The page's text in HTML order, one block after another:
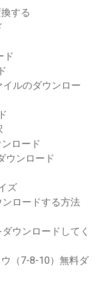
する
ド
ルのダウンロー
ロード
ウンロード
ズ
ロードする方法
ウンロードしてく
（7-8-10）無料ダ